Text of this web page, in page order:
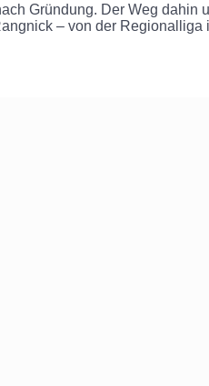
Gründung. Der Weg dahin
– von der